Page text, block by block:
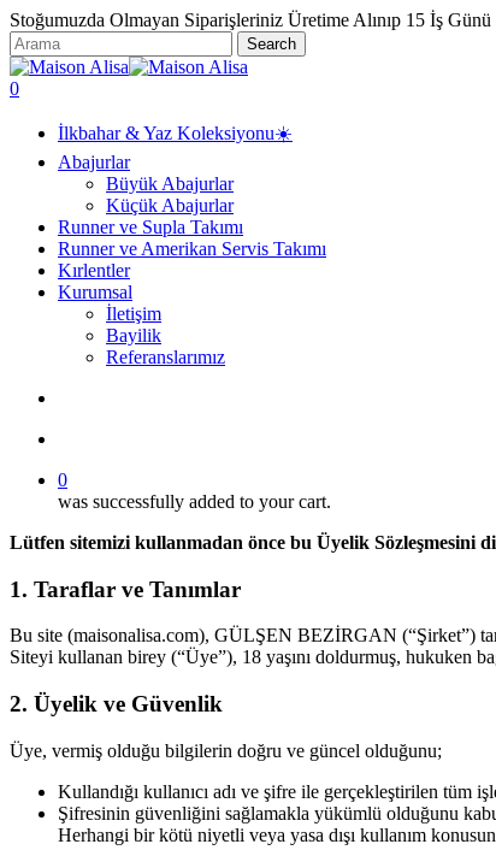
Skip
to
main
content
Stoğumuzda Olmayan Siparişleriniz Üretime Alınıp 15 İş
Search
Close
Search
search
account
0
İlkbahar & Yaz Koleksiyonu☀️
Abajurlar
Büyük Abajurlar
Küçük Abajurlar
Runner ve Supla Takımı
Runner ve Amerikan Servis Takımı
Kırlentler
Kurumsal
İletişim
Bayilik
Referanslarımız
0
was successfully added to your cart.
Lütfen sitemizi kullanmadan önce bu Üyelik Sözleşmesini
1. Taraflar ve Tanımlar
Bu site (maisonalisa.com), GÜLŞEN BEZİRGAN (“Şirket”)
Siteyi kullanan birey (“Üye”), 18 yaşını doldurmuş, hukuken
2. Üyelik ve Güvenlik
Üye, vermiş olduğu bilgilerin doğru ve güncel olduğunu;
Kullandığı kullanıcı adı ve şifre ile gerçekleştirilen tüm
Şifresinin güvenliğini sağlamakla yükümlü olduğunu
Herhangi bir kötü niyetli veya yasa dışı kullanım